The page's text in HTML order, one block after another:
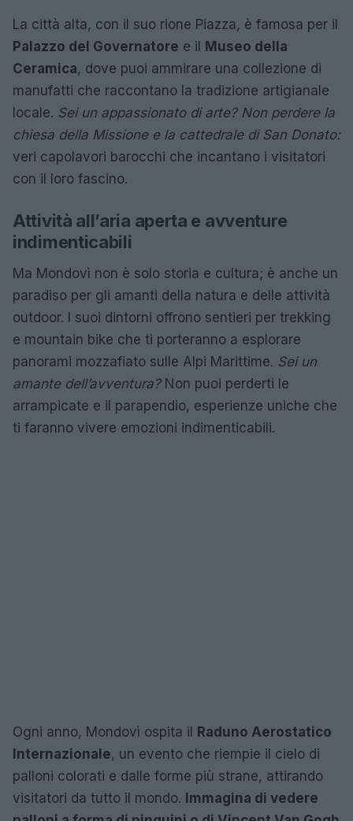
La città alta, con il suo rione Piazza, è famosa per il
Palazzo del Governatore e il Museo della
Ceramica, dove puoi ammirare una collezione di
manufatti che raccontano la tradizione artigianale
locale. Sei un appassionato di arte? Non perdere la
chiesa della Missione e la cattedrale di San Donato:
veri capolavori barocchi che incantano i visitatori
con il loro fascino.
Attività all’aria aperta e avventure
indimenticabili
Ma Mondovì non è solo storia e cultura; è anche un
paradiso per gli amanti della natura e delle attività
outdoor. I suoi dintorni offrono sentieri per trekking
e mountain bike che ti porteranno a esplorare
panorami mozzafiato sulle Alpi Marittime. Sei un
amante dell’avventura?Non puoi perderti le
arrampicate e il parapendio, esperienze uniche che
ti faranno vivere emozioni indimenticabili.
Ogni anno, Mondovì ospita il Raduno Aerostatico
Internazionale, un evento che riempie il cielo di
palloni colorati e dalle forme più strane, attirando
visitatori da tutto il mondo. Immagina di vedere